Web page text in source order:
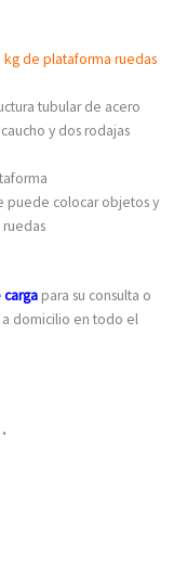
tubular de acero
y dos rodajas
puede colocar objetos y
para su consulta o
a domicilio en todo el